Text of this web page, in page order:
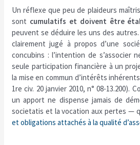
Un réflexe que peu de plaideurs
sont cumulatifs et doivent être
peuvent se déduire les uns des autres.
clairement jugé à propos d’une
concubins : l’intention de s’associer
seule participation financière à un
la mise en commun d’intérêts
1re civ. 20 janvier 2010, n° 08-13.200).
un apport ne dispense jamais de
societatis et la vocation aux pertes —
et obligations attachés à la qualité